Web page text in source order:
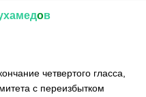
oв
четвертого гласса,
с переизбытком